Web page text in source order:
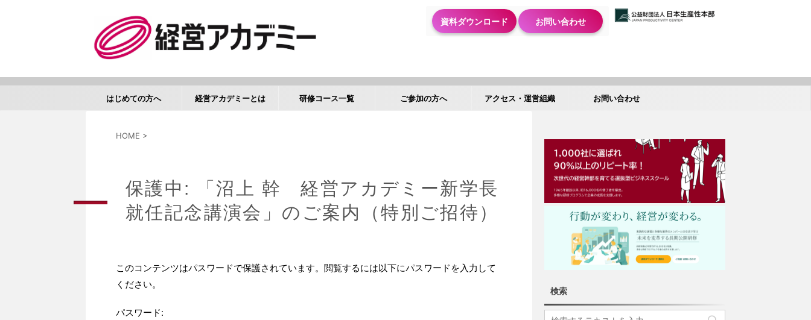
資料ダウンロード お問い合わせ
はじめての方へ 経営アカデミーとは 研修コース一覧 ご参加の方へ アクセス・運営組織 お問い合わせ
HOME >
保護中: 「沼上 幹 経営アカデミー新学長
就任記念講演会」のご案内（特別ご招待）
このコンテンツはパスワードで保護されています。閲覧するには以下にパスワードを入力して
ください。
パスワード:
検索